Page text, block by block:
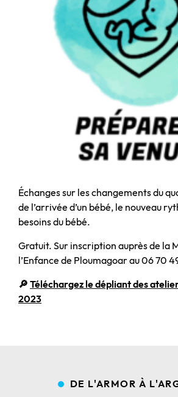
Échanges sur les changements du
de l’arrivée d’un bébé, le nouveau
besoins du bébé.
Gratuit. Sur inscription auprès de la
l’Enfance de Ploumagoar au 06 70
🔎 Téléchargez le dépliant des
2023
DE L'ARMOR À